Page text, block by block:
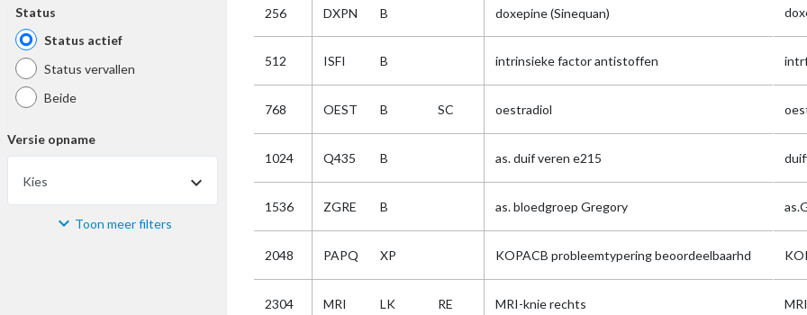
Status
Status actief
Status vervallen
Beide
Versie opname
Kies
Materiaal Toon meer filters
256 DXPN B doxepine (Sinequan)
512 ISFI B intrinsieke factor antistoffen
768 OEST B SC oestradiol
1024 Q435 B as. duif veren e215
1536 ZGRE B as. bloedgroep Gregory
2048 PAPQ XP KOPACB probleemtypering beoordeelbaarhd
2304 MRI LK RE MRI-knie rechts